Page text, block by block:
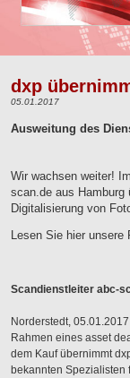
dxp
05.01.2017
Ausweitung des
Wir wachsen weiter!
scan.de aus Hamburg
Digitalisierung von
Lesen Sie hier unsere
Scandienstleiter abc-
Norderstedt,
Rahmen eines asset
dem Kauf übernimmt
bekannten Spezialisten